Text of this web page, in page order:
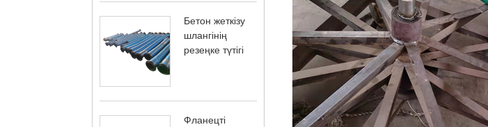
Бетон жеткізу
шлангінің
резеңке түтігі
Фланецті